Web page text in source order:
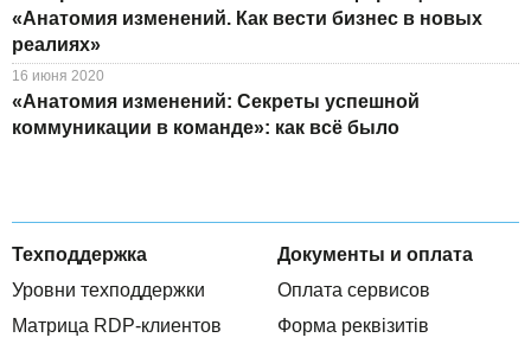
«Анатомия изменений. Как вести бизнес в новых
реалиях»
16 июня 2020
«Анатомия изменений: Секреты успешной
коммуникации в команде»: как всё было
Техподдержка
Уровни техподдержки
Матрица RDP-клиентов
Документы и оплата
Оплата сервисов
Форма реквізитів